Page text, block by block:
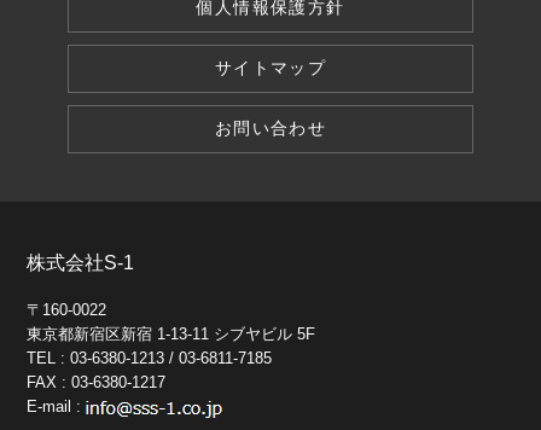
個人情報保護方針
サイトマップ
お問い合わせ
株式会社S-1
〒160-0022
東京都新宿区新宿 1-13-11 シブヤビル 5F
TEL : 03-6380-1213 / 03-6811-7185
FAX : 03-6380-1217
E-mail :